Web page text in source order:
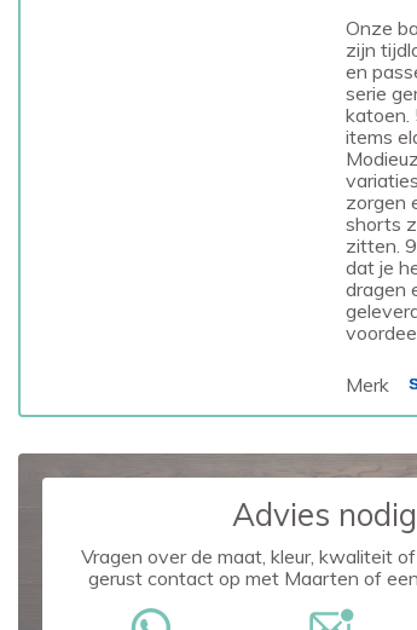
Onze
zijn
en
serie
katoen.
items
zorgen
shorts
zitten.
dat je
dragen
Merk
Advies
Vragen over de maat, kleur, kwaliteit
gerust contact op met Maarten of